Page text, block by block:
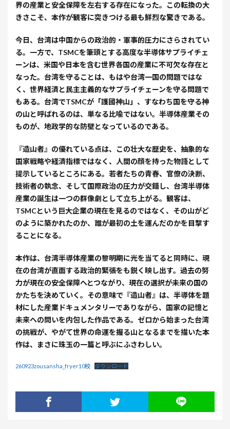
界の産業と安全保障を左右する存在になった。この転換の大
きさこそ、本作が観客に突きつける最も鮮烈な驚きである。
今日、台湾は中国からの政治的・軍事的圧力にさらされてい
る。一方で、TSMCを筆頭とする高度な半導体サプライチェ
ーンは、米国や日本を含む世界各国の産業に不可欠な存在と
なった。台湾を守ることは、もはや台湾一国の問題ではな
く、世界経済と民主主義的なサプライチェーンを守る問題で
もある。台湾でTSMCが「護國神山」、すなわち国を守る神
の山と呼ばれるのは、単なる比喩ではない。半導体産業その
ものが、地政学的な防壁となっているのである。
『造山者』の優れている点は、この壮大な歴史を、抽象的な
国家戦略や経済指標ではなく、人間の顔を持った物語として
提示しているところにある。若者たちの青春、官僚の決断、
技術者の執念、そして国際政治の圧力が交錯し、台湾半導体
産業の誕生は一つの群像劇として立ち上がる。観客は、
TSMCという巨大企業の現在を見るのではなく、その山がど
のように築かれたのか、誰が最初の土を運んだのかを目撃す
ることになる。
本作は、台湾半導体産業の黎明期に光を当てると同時に、現
在の台湾が直面する政治的緊張をも鋭く映し出す。過去の努
力が現在の安全保障へとつながり、現在の選択が未来の国の
かたちを決めていく。その意味で『造山者』は、半導体を題
材にした産業ドキュメンタリーでありながら、国家の記憶と
未来への問いを内包した作品である。ゼロから始まった台湾
の挑戦が、やがて世界の命運を握る山となるまでを描いた本
作は、まさに珠玉の一篇と呼ぶにふさわしい。
260923zousansha_fryer10校 ダウンロード